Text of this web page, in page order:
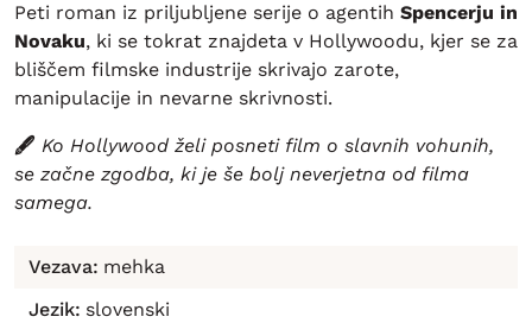
Peti roman iz priljubljene serije o agentih Spencerju in
Novaku, ki se tokrat znajdeta v Hollywoodu, kjer se za
bliščem filmske industrije skrivajo zarote,
manipulacije in nevarne skrivnosti.
🖋️ Ko Hollywood želi posneti film o slavnih vohunih,
se začne zgodba, ki je še bolj neverjetna od filma
samega.
Vezava: mehka
Jezik: slovenski